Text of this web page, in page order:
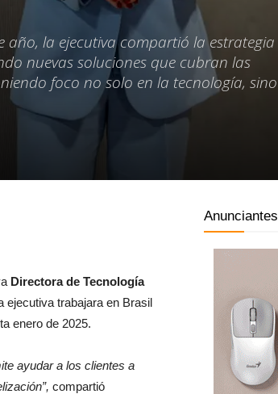
año, la ejecutiva compartió la estrategia
nuevas soluciones que cubran las
foco no solo en la tecnología, sino
Directora de Tecnología
ejecutiva trabajara en Brasil
enero de 2025.
ayudar a los clientes a
compartió
Anunciantes